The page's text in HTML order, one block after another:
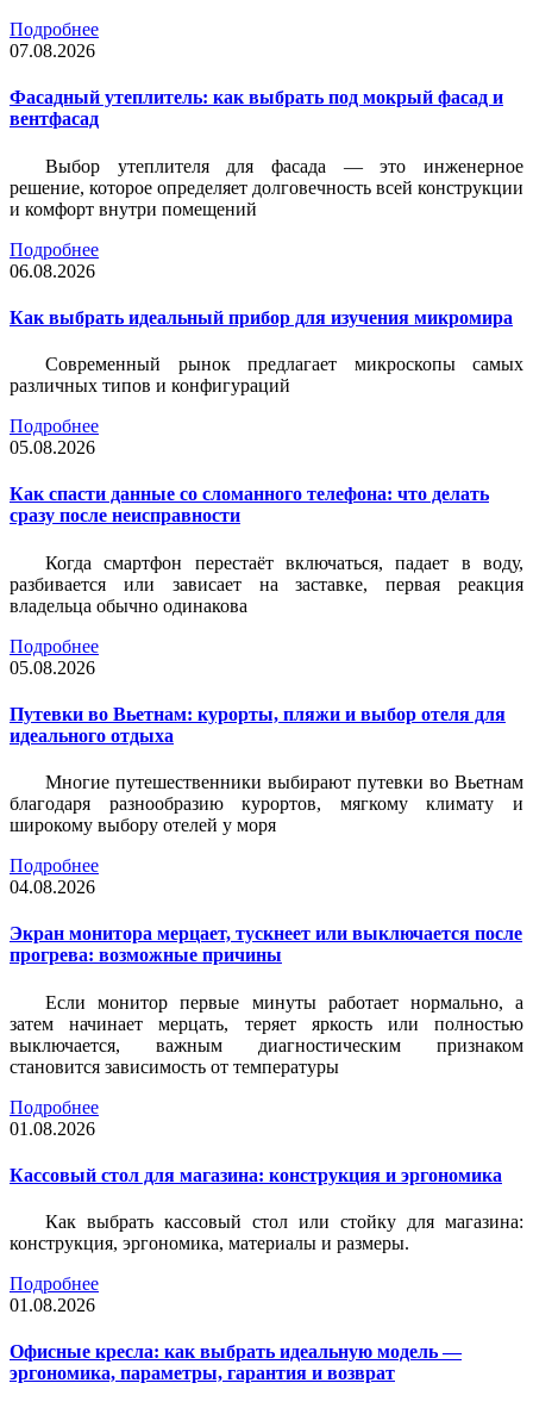
Подробнее
07.08.2026
Фасадный утеплитель: как выбрать под мокрый фасад и
вентфасад
Выбор утеплителя для фасада — это инженерное
решение, которое определяет долговечность всей конструкции
и комфорт внутри помещений
Подробнее
06.08.2026
Как выбрать идеальный прибор для изучения микромира
Современный рынок предлагает микроскопы самых
различных типов и конфигураций
Подробнее
05.08.2026
Как спасти данные со сломанного телефона: что делать
сразу после неисправности
Когда смартфон перестаёт включаться, падает в воду,
разбивается или зависает на заставке, первая реакция
владельца обычно одинакова
Подробнее
05.08.2026
Путевки во Вьетнам: курорты, пляжи и выбор отеля для
идеального отдыха
Многие путешественники выбирают путевки во Вьетнам
благодаря разнообразию курортов, мягкому климату и
широкому выбору отелей у моря
Подробнее
04.08.2026
Экран монитора мерцает, тускнеет или выключается после
прогрева: возможные причины
Если монитор первые минуты работает нормально, а
затем начинает мерцать, теряет яркость или полностью
выключается, важным диагностическим признаком
становится зависимость от температуры
Подробнее
01.08.2026
Кассовый стол для магазина: конструкция и эргономика
Как выбрать кассовый стол или стойку для магазина:
конструкция, эргономика, материалы и размеры.
Подробнее
01.08.2026
Офисные кресла: как выбрать идеальную модель —
эргономика, параметры, гарантия и возврат